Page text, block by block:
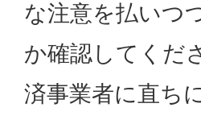
な注意を払いつ
か確認してくだ
済事業者に直ち